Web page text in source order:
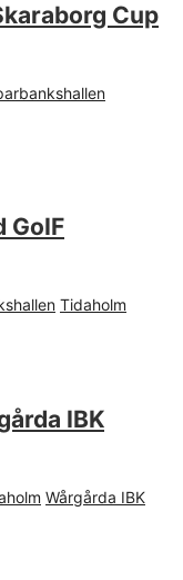
Cup
GoIF
Tidaholm
IBK
Wårgårda IBK